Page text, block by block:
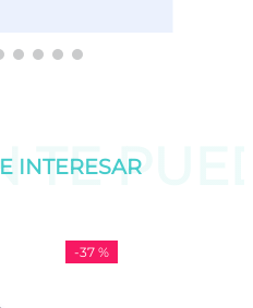
TE
INTERESAR
-37 %